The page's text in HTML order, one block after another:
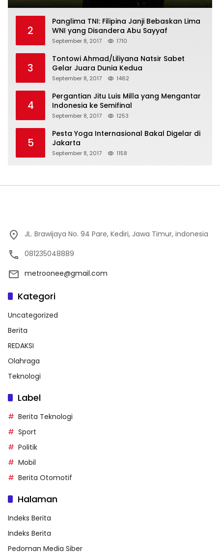
2
Panglima TNI: Filipina Janji Bebaskan Lima
WNI yang Disandera Abu Sayyaf
September 8, 2017 1710
3
Tontowi Ahmad/Liliyana Natsir Sabet
Gelar Juara Dunia Kedua
September 8, 2017 1462
4
Pergantian Jitu Luis Milla yang Mengantar
Indonesia ke Semifinal
September 8, 2017 1253
5
Pesta Yoga Internasional Bakal Digelar di
Jakarta
September 8, 2017 1158
JL. Brawijaya No. 94 Pare, Kediri, Jawa Timur, indonesia
081235048889
metroonee@gmail.com
Kategori
Uncategorized
Berita
REDAKSI
Olahraga
Teknologi
Label
Berita Teknologi
Sport
Politik
Mobil
Berita Otomotif
Halaman
Indeks Berita
Indeks Berita
Pedoman Media Siber